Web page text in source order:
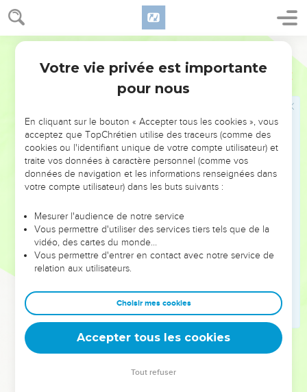
Deutéronome 32
47 Car ce n’est pas une parole sans importance pour vous ;
d’elle dépend votre vie même : en lui obéissant vous
obtiendrez une longue vie dans le pays dont vous allez
prendre possession après avoir traversé le *Jourdain.
Ce même jour, l’Eternel parla à Moïse et lui dit :
—Monte sur les Abarim, sur le mont Nébo situé dans le
pays de Moab en face de Jéricho, et contemple le pays de
Canaan que je donne en possession aux Israélites.
rejoindras tes ancêtres décédés, comme ton frère Aaron est
mort sur la montagne de Hor et est allé rejoindre les siens.
Car vous m’avez tous deux désobéi devant les Israélites
aux eaux de Meriba près de Qadech dans le désert de Tsîn.
devant les Israélites.
C’est de loin seulement que tu verras le pays que je
donne aux Israélites, tu n’y entreras pas.
La Bible Du Semeur Copyright © 1992, 1999 by Biblica, Inc.® Used by permission.
Votre vie privée est importante
pour nous
En cliquant sur le bouton « Accepter tous les cookies », vous
acceptez que TopChrétien utilise des traceurs (comme des
cookies ou l'identifiant unique de votre compte utilisateur) et
traite vos données à caractère personnel (comme vos
données de navigation et les informations renseignées dans
votre compte utilisateur) dans les buts suivants :
Mesurer l'audience de notre service
Vous permettre d'utiliser des services tiers tels que de la
vidéo, des cartes du monde…
Vous permettre d'entrer en contact avec notre service de
relation aux utilisateurs.
Choisir mes cookies
Accepter tous les cookies
Tout refuser